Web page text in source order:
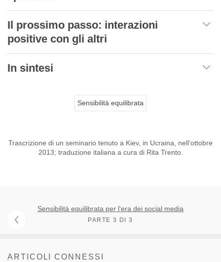
Il prossimo passo: interazioni
positive con gli altri
In sintesi
Sensibilità equilibrata
Trascrizione di un seminario tenuto a Kiev, in Ucraina, nell’ottobre
2013; traduzione italiana a cura di Rita Trento.
Sensibilità equilibrata per l'era dei social media
PARTE 3 DI 3
ARTICOLI CONNESSI